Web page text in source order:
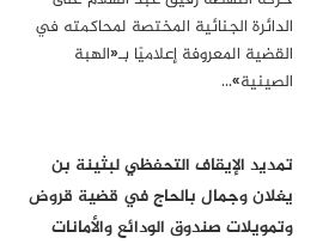
الدائرة الجنائية المختصة لمحاكمته في
القضية المعروفة إعلاميًا بـ«الهبة
الصينية»…
تمديد الإيقاف التحفظي لبثينة بن
يغلان وجمال بالحاج في قضية قروض
وتمويلات صندوق الودائع والأمانات